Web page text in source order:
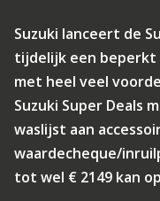
Suzuki lanceert de
tijdelijk een
met heel veel
Suzuki Super Deals
waslijst aan
waardecheque/
tot wel € 2149 kan